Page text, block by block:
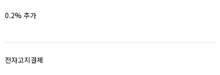
0.2% 추가
전자고지결제